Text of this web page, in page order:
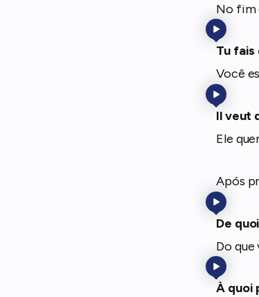
No fim
Tu fais
Você
Il veut
Ele
Após
De
Do
À quoi